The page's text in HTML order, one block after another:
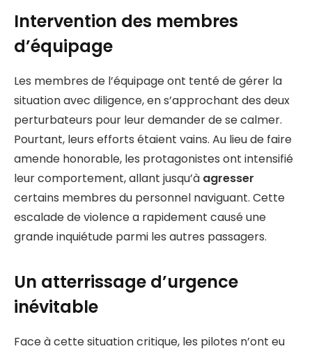
Intervention des membres
d’équipage
Les membres de l’équipage ont tenté de gérer la
situation avec diligence, en s’approchant des deux
perturbateurs pour leur demander de se calmer.
Pourtant, leurs efforts étaient vains. Au lieu de faire
amende honorable, les protagonistes ont intensifié
leur comportement, allant jusqu’à agresser
certains membres du personnel naviguant. Cette
escalade de violence a rapidement causé une
grande inquiétude parmi les autres passagers.
Un atterrissage d’urgence
inévitable
Face à cette situation critique, les pilotes n’ont eu